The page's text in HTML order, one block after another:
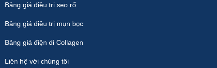
Bảng giá điều trị sẹo rổ
Bảng giá điều trị mụn bọc
Bảng giá điện di Collagen
Liên hệ với chúng tôi